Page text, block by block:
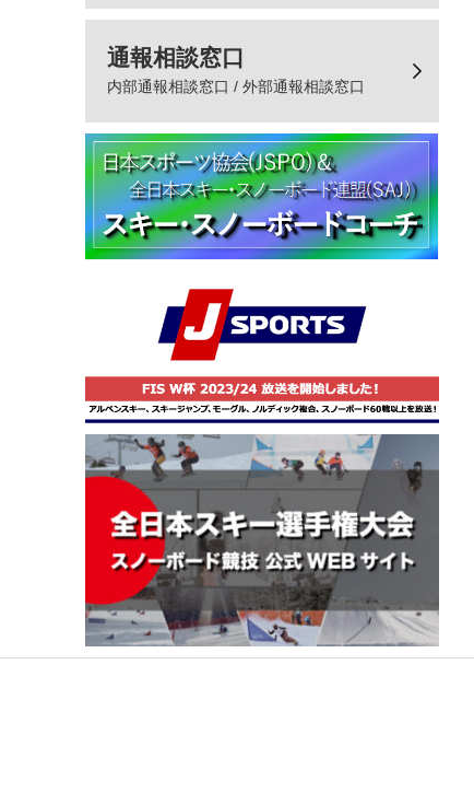
通報相談窓口
内部通報相談窓口 / 外部通報相談窓口